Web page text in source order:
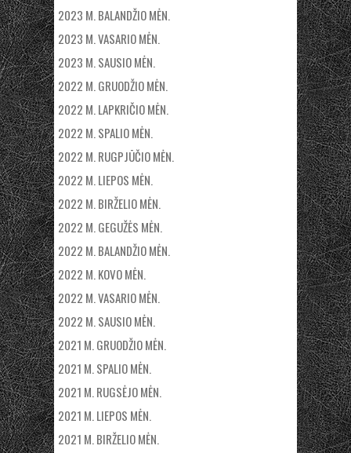
2023 M. BALANDŽIO MĖN.
2023 M. VASARIO MĖN.
2023 M. SAUSIO MĖN.
2022 M. GRUODŽIO MĖN.
2022 M. LAPKRIČIO MĖN.
2022 M. SPALIO MĖN.
2022 M. RUGPJŪČIO MĖN.
2022 M. LIEPOS MĖN.
2022 M. BIRŽELIO MĖN.
2022 M. GEGUŽĖS MĖN.
2022 M. BALANDŽIO MĖN.
2022 M. KOVO MĖN.
2022 M. VASARIO MĖN.
2022 M. SAUSIO MĖN.
2021 M. GRUODŽIO MĖN.
2021 M. SPALIO MĖN.
2021 M. RUGSĖJO MĖN.
2021 M. LIEPOS MĖN.
2021 M. BIRŽELIO MĖN.